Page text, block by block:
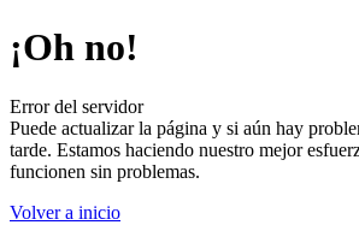
¡Oh no!
Error del servidor
Puede actualizar la página y si aún hay
tarde. Estamos haciendo nuestro mejor
funcionen sin problemas.
Volver a inicio